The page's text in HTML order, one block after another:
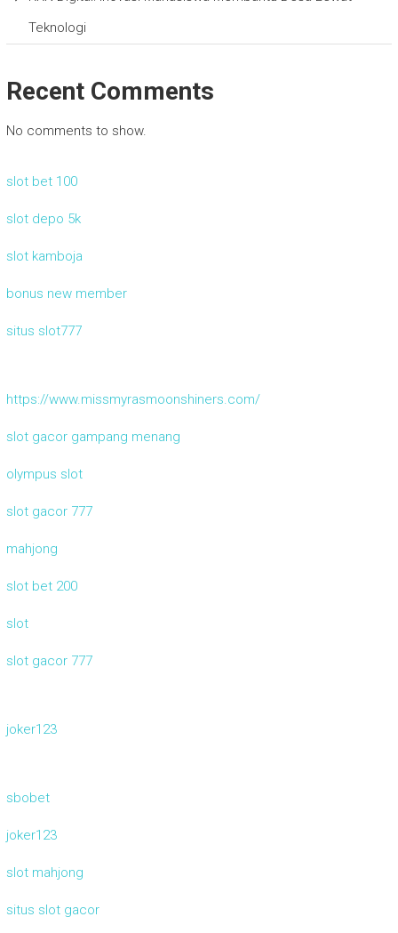
Teknologi
Recent Comments
No comments to show.
slot bet 100
slot depo 5k
slot kamboja
bonus new member
situs slot777
https://www.missmyrasmoonshiners.com/
slot gacor gampang menang
olympus slot
slot gacor 777
mahjong
slot bet 200
slot
slot gacor 777
joker123
sbobet
joker123
slot mahjong
situs slot gacor